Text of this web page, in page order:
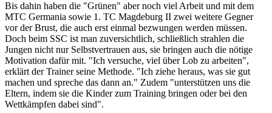
Bis dahin haben die "Grünen" aber noch viel Arbeit und mit dem
MTC Germania sowie 1. TC Magdeburg II zwei weitere Gegner
vor der Brust, die auch erst einmal bezwungen werden müssen.
Doch beim SSC ist man zuversichtlich, schließlich strahlen die
Jungen nicht nur Selbstvertrauen aus, sie bringen auch die nötige
Motivation dafür mit. "Ich versuche, viel über Lob zu arbeiten",
erklärt der Trainer seine Methode. "Ich ziehe heraus, was sie gut
machen und spreche das dann an." Zudem "unterstützen uns die
Eltern, indem sie die Kinder zum Training bringen oder bei den
Wettkämpfen dabei sind".